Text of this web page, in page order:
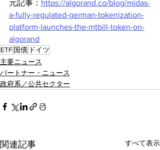
元記事： https://algorand.co/blog/midas-
a-fully-regulated-german-tokenization-
platform-launches-the-mtbill-token-on-
algorand
ETF国債 ドイツ
主要ニュース
パートナー・ニュース
政府系／公共セクター
関連記事 すべて表示